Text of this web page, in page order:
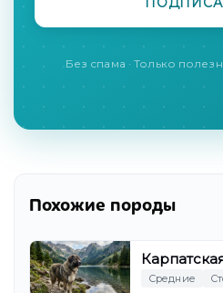
Без спама · Только
Похожие породы
Средние